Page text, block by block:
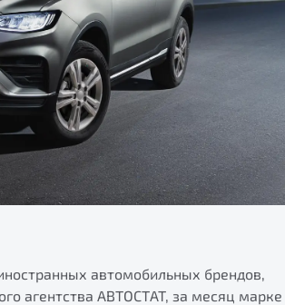
автомобильных брендов,
агентства АВТОСТАТ, за месяц марке